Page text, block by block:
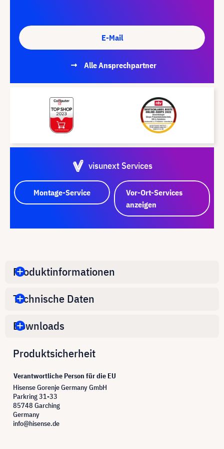
E-Mail
Alle Ansprechpartner
visunext Services
Montage-Service
Vor-Ort-Services
anzeigen
Produktinformationen
Technische Daten
Downloads
Produktsicherheit
Verantwortliche Person für die EU
Hisense Gorenje Germany GmbH
Parkring 31-33
85748 Garching
Germany
info@hisense.de